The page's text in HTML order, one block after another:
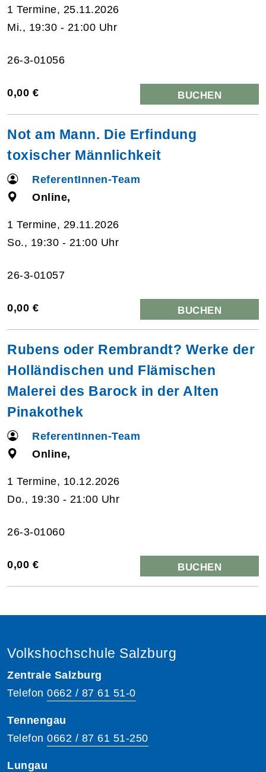
1 Termine, 25.11.2026
Mi., 19:30 - 21:00 Uhr
26-3-01056
0,00 € BUCHEN
Not am Mann. Die Erfindung
toxischer Männlichkeit
ReferentInnen-Team
Online,
1 Termine, 29.11.2026
So., 19:30 - 21:00 Uhr
26-3-01057
0,00 € BUCHEN
Rubens oder Rembrandt? Werke der
Holländischen und Flämischen
Malerei des Barock in der Alten
Pinakothek
ReferentInnen-Team
Online,
1 Termine, 10.12.2026
Do., 19:30 - 21:00 Uhr
26-3-01060
0,00 € BUCHEN
Volkshochschule Salzburg
Zentrale Salzburg
Telefon 0662 / 87 61 51-0
Tennengau
Telefon 0662 / 87 61 51-250
Lungau